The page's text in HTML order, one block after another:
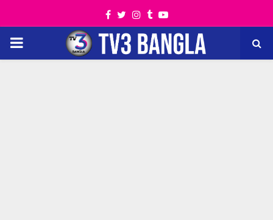
Facebook
TwitterInstagram
TumblrYoutube
PRIMARY